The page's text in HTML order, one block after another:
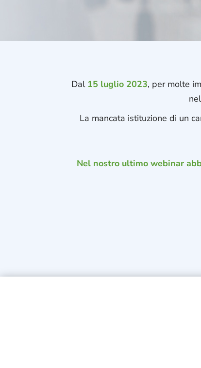
Dal 15 luglio 2023, per molte
La mancata istituzione di un
Nel nostro ultimo webinar